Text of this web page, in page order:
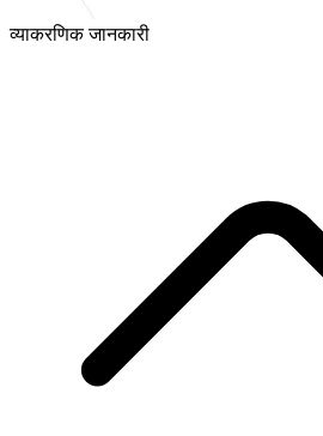
व्याकरणिक जानकारी